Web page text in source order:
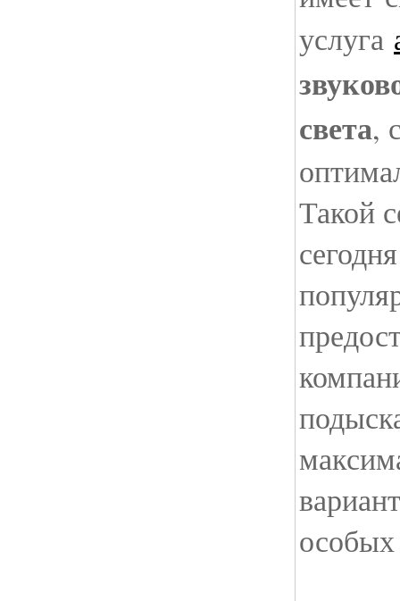
услуга
света,
Такой